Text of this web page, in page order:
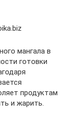
мангала в
готовки
продуктам
и жарить.